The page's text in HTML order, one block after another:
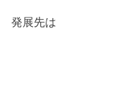
発展先は